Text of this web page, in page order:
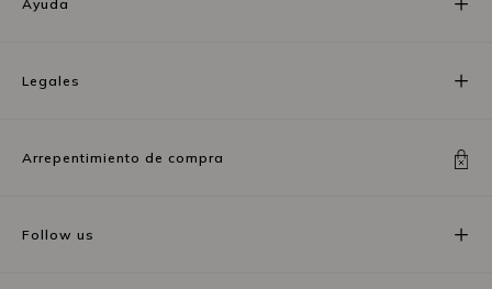
Ayuda
Legales
Arrepentimiento de compra
Follow us